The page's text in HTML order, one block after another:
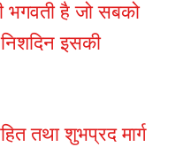
भगवती है जो सबको
इसकी
तथा शुभप्रद मार्ग